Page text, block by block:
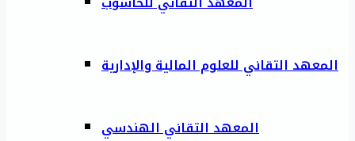
المعهد التقاني للعلوم المالية والإدارية
المعهد التقاني الهندسي